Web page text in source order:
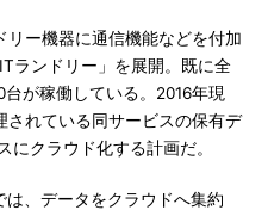
ー機器に通信機能などを付加
ランドリー」を展開。既に全
が稼働している。2016年現
れている同サービスの保有デ
クラウド化する計画だ。
、データをクラウドへ集約